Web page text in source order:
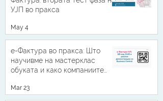
УЈП во пракса
May 4
е-Фактура во пракса: Што
научивме на мастерклас
обуката и како компаниите
Mar 23